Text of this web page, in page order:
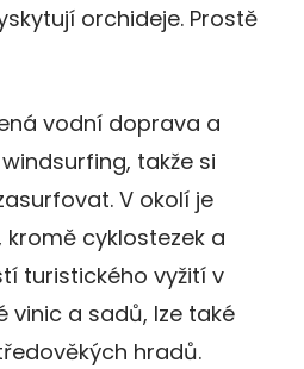
orchideje. Prostě
vodní doprava a
takže si
V okolí je
cyklostezek a
turistického vyžití v
vinic a sadů, lze také
hradů.